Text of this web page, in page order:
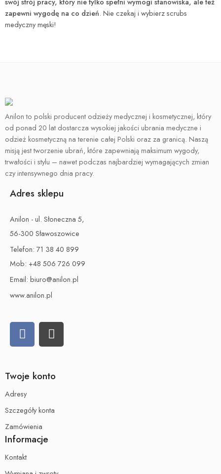
zapewni wygodę na co dzień. Nie czekaj i wybierz scrubs
medyczny męski!
Anilon to polski producent odzieży medycznej i kosmetycznej, który
od ponad 20 lat dostarcza wysokiej jakości ubrania medyczne i
odzież kosmetyczną na terenie całej Polski oraz za granicą. Naszą
misją jest tworzenie ubrań, które zapewniają maksimum wygody,
trwałości i stylu – nawet podczas najbardziej wymagających zmian
czy intensywnego dnia pracy.
Adres sklepu
Anilon - ul. Słoneczna 5,
56-300 Sławoszowice
Telefon: 71 38 40 899
Mob: +48 506 726 099
Email: biuro@anilon.pl
www.anilon.pl
Twoje konto
Adresy
Szczegóły konta
Zamówienia
Informacje
Kontakt